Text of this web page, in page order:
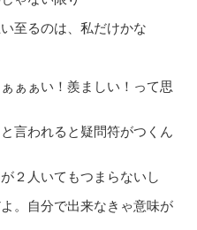
至るのは、私だけかな
ぁぁい！羨ましい！って思
言われると疑問符がつくん
２人いてもつまらないし
。自分で出来なきゃ意味が